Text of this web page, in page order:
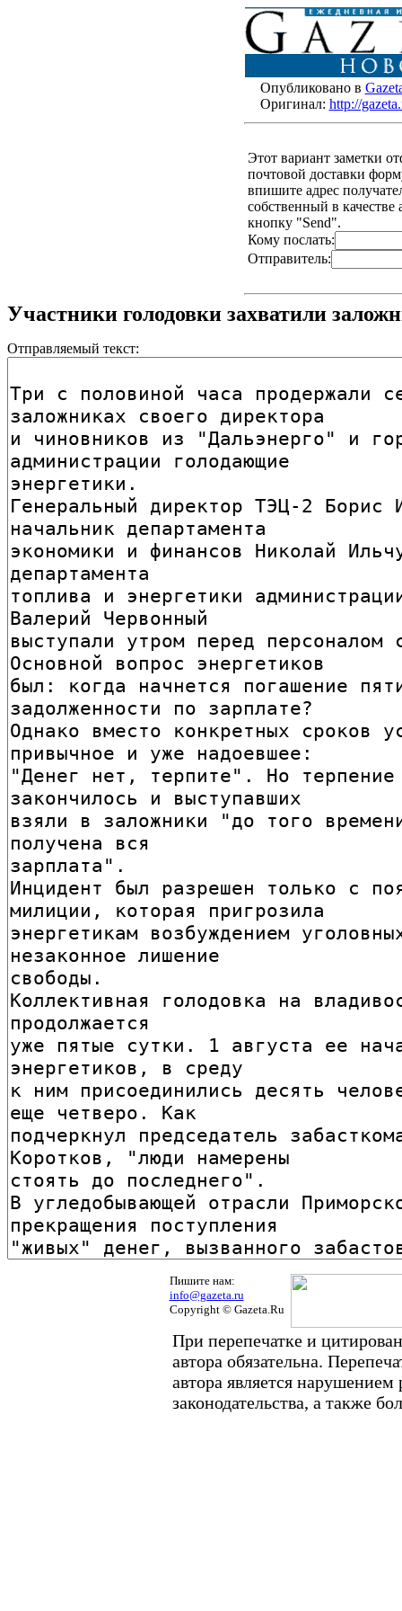
Опубликовано в
Оригинал: http://
Этот вариант заметки
почтовой доставки
впишите адрес
собственный в качестве
кнопку "Send".
Кому послать:
Отправитель:
Участники голодовки захватили
Отправляемый текст:
Пишите нам:
info@gazeta.ru
Copyright © Gazeta.Ru
При перепечатке и
автора обязательна.
автора является
законодательства, а также